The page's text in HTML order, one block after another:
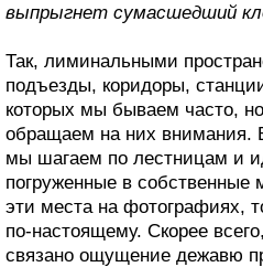
выпрыгнет сумасшедший
Так, лиминальными
подъезды, коридоры,
которых мы бываем часто,
обращаем на них внимания.
мы шагаем по лестницам и
погруженные в
эти места на фотографиях,
по-настоящему. Скорее
связано ощущение дежавю